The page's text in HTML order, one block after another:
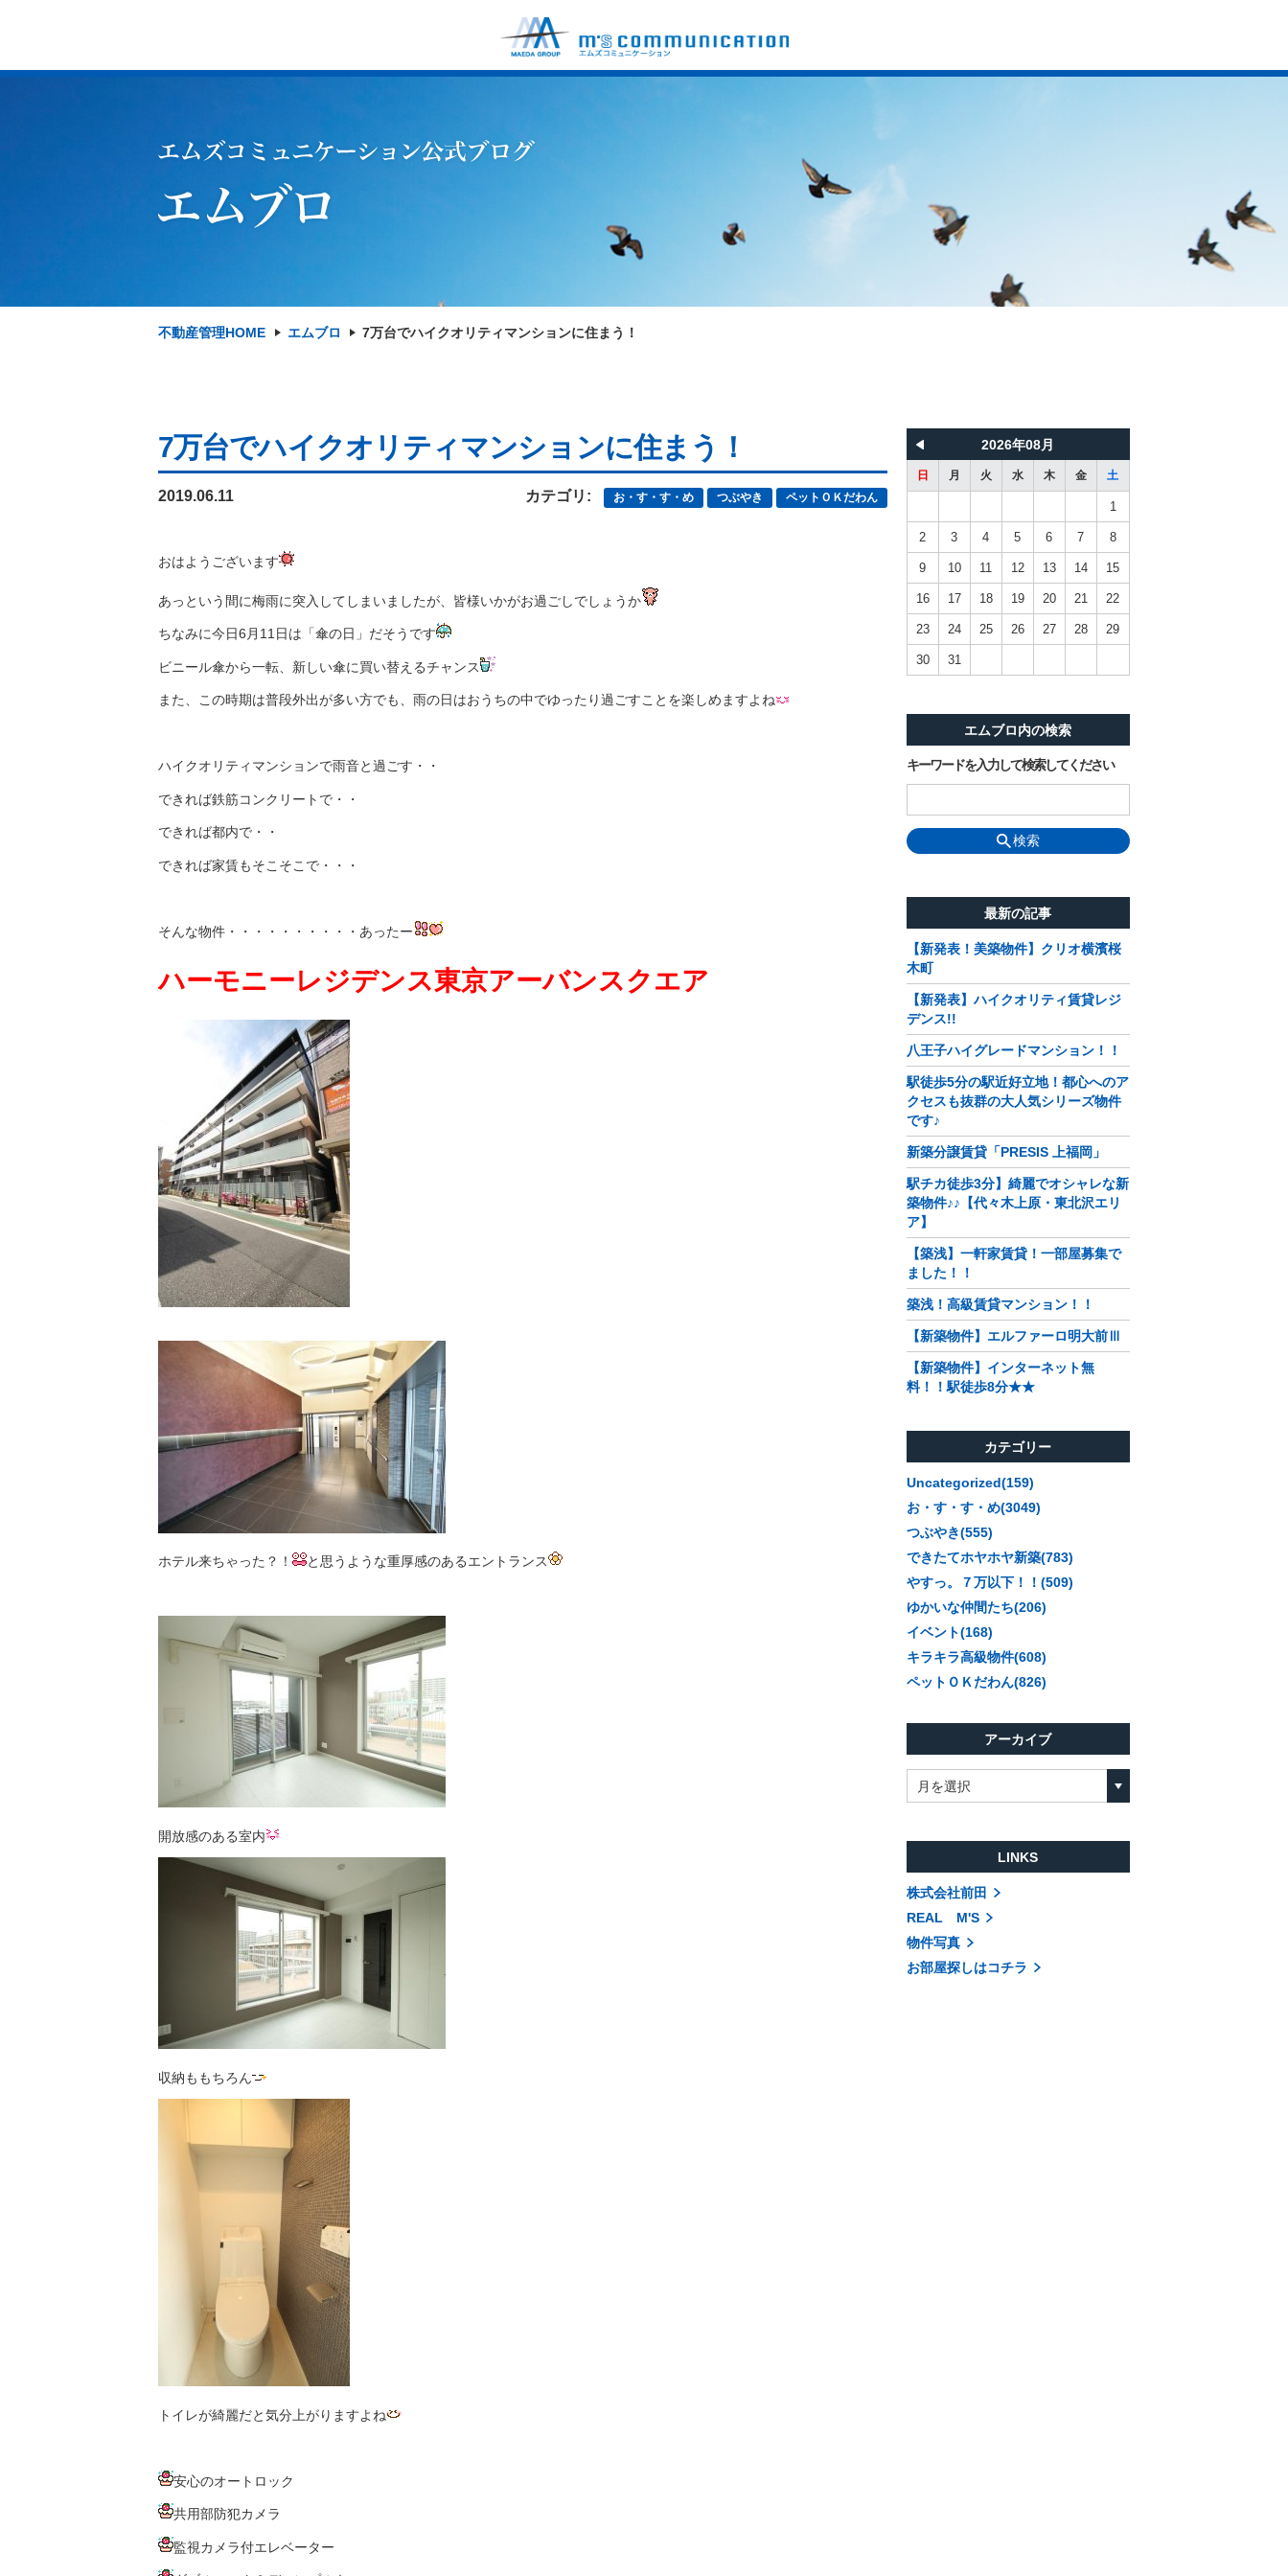
不動産管理HOME エムブロ 7万台でハイクオリティマンションに住まう！
7万台でハイクオリティマンションに住まう！
2019.06.11 カテゴリ: お・す・す・め つぶやき ペットＯＫだわん
おはようございます
あっという間に梅雨に突入してしまいましたが、皆様いかがお過ごしでしょうか
ちなみに今日6月11日は「傘の日」だそうです
ビニール傘から一転、新しい傘に買い替えるチャンス
また、この時期は普段外出が多い方でも、雨の日はおうちの中でゆったり過ごすことを楽しめますよね
ハイクオリティマンションで雨音と過ごす・・
できれば鉄筋コンクリートで・・
できれば都内で・・
できれば家賃もそこそこで・・・
そんな物件・・・・・・・・・・あったー
ハーモニーレジデンス東京アーバンスクエア
ホテル来ちゃった？！ と思うような重厚感のあるエントランス
開放感のある室内
収納ももちろん
トイレが綺麗だと気分上がりますよね
安心のオートロック
共用部防犯カメラ
監視カメラ付エレベーター
2026年08月
日 月 火 水 木 金 土
1
2 3 4 5 6 7 8
9 10 11 12 13 14 15
16 17 18 19 20 21 22
23 24 25 26 27 28 29
30 31
エムブロ内の検索
キーワードを入力して検索してください
検索
最新の記事
【新発表！美築物件】クリオ横濱桜
木町
【新発表】ハイクオリティ賃貸レジ
デンス!!
八王子ハイグレードマンション！！
駅徒歩5分の駅近好立地！都心へのア
クセスも抜群の大人気シリーズ物件
です♪
新築分譲賃貸「PRESIS 上福岡」
駅チカ徒歩3分】綺麗でオシャレな新
築物件♪♪【代々木上原・東北沢エリ
ア】
【築浅】一軒家賃貸！一部屋募集で
ました！！
築浅！高級賃貸マンション！！
【新築物件】エルファーロ明大前Ⅲ
【新築物件】インターネット無
料！！駅徒歩8分★★
カテゴリー
Uncategorized(159)
お・す・す・め(3049)
つぶやき(555)
できたてホヤホヤ新築(783)
やすっ。７万以下！！(509)
ゆかいな仲間たち(206)
イベント(168)
キラキラ高級物件(608)
ペットＯＫだわん(826)
アーカイブ
月を選択
LINKS
株式会社前田
REAL M'S
物件写真
お部屋探しはコチラ